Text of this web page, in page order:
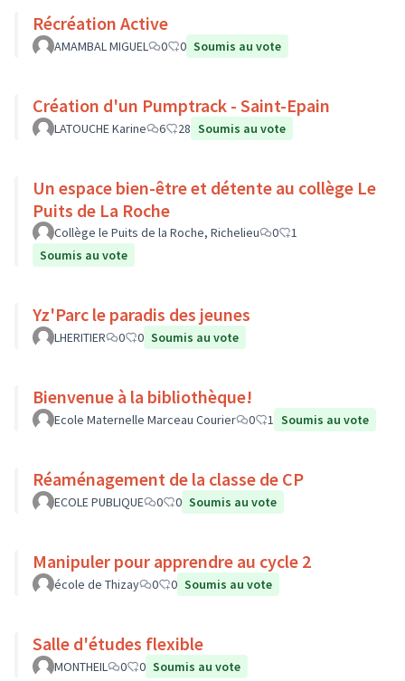
Récréation Active
AMAMBAL MIGUEL 0 0 Soumis au vote
Création d'un Pumptrack - Saint-Epain
LATOUCHE Karine 6 28 Soumis au vote
Un espace bien-être et détente au collège Le
Puits de La Roche
Collège le Puits de la Roche, Richelieu 0
1
Soumis au vote
Yz'Parc le paradis des jeunes
LHERITIER 0 0 Soumis au vote
Bienvenue à la bibliothèque!
Ecole Maternelle Marceau Courier 0 1 Soumis au vote
Réaménagement de la classe de CP
ECOLE PUBLIQUE 0 0 Soumis au vote
Manipuler pour apprendre au cycle 2
école de Thizay 0 0 Soumis au vote
Salle d'études flexible
MONTHEIL 0 0 Soumis au vote